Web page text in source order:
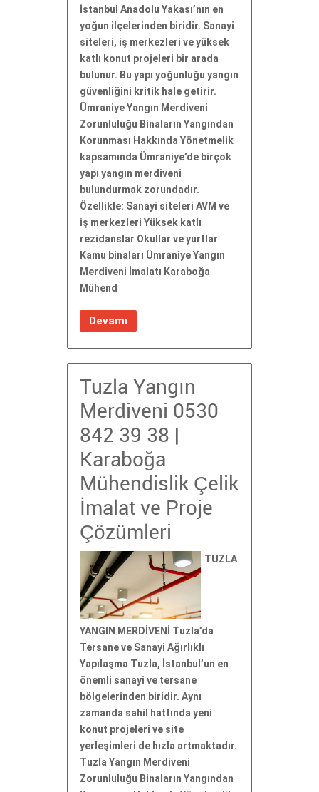
İstanbul Anadolu Yakası’nın en
yoğun ilçelerinden biridir. Sanayi
siteleri, iş merkezleri ve yüksek
katlı konut projeleri bir arada
bulunur. Bu yapı yoğunluğu yangın
güvenliğini kritik hale getirir.
Ümraniye Yangın Merdiveni
Zorunluluğu Binaların Yangından
Korunması Hakkında Yönetmelik
kapsamında Ümraniye’de birçok
yapı yangın merdiveni
bulundurmak zorundadır.
Özellikle: Sanayi siteleri AVM ve
iş merkezleri Yüksek katlı
rezidanslar Okullar ve yurtlar
Kamu binaları Ümraniye Yangın
Merdiveni İmalatı Karaboğa
Mühend
Devamı
Tuzla Yangın
Merdiveni 0530
842 39 38 |
Karaboğa
Mühendislik Çelik
İmalat ve Proje
Çözümleri
TUZLA
YANGIN MERDİVENİ Tuzla’da
Tersane ve Sanayi Ağırlıklı
Yapılaşma Tuzla, İstanbul’un en
önemli sanayi ve tersane
bölgelerinden biridir. Aynı
zamanda sahil hattında yeni
konut projeleri ve site
yerleşimleri de hızla artmaktadır.
Tuzla Yangın Merdiveni
Zorunluluğu Binaların Yangından